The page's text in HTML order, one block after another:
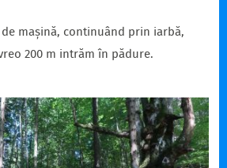
mașină, continuând prin iarbă,
200 m intrăm în pădure.